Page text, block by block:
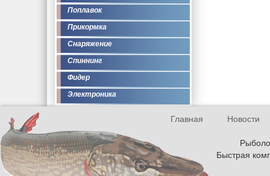
Поплавок
Прикормка
Снаряжение
Спиннинг
Фидер
Электроника
Главная
Новости
Быстрая